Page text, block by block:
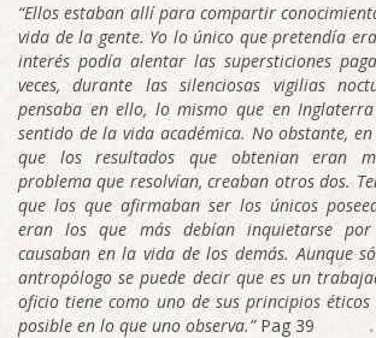
“Ellos estaban allí para compartir
vida de la gente. Yo lo único que pretendía
interés podía alentar las supersticiones
veces,durante las silenciosas vigilias
pensaba enello, lo mismo que en
sentido dela vida académica. No obstante,
que los resultados que obtenian eran
problema que resolvían, creaban otros dos.
que los que afirmaban ser los únicos
eran los que más debían inquietarse por
causaban en la vida de los demás. Aunque
antropólogo se puede decir que es un
oficio tiene como uno de sus principios
posible en lo que uno observa.” Pag 39